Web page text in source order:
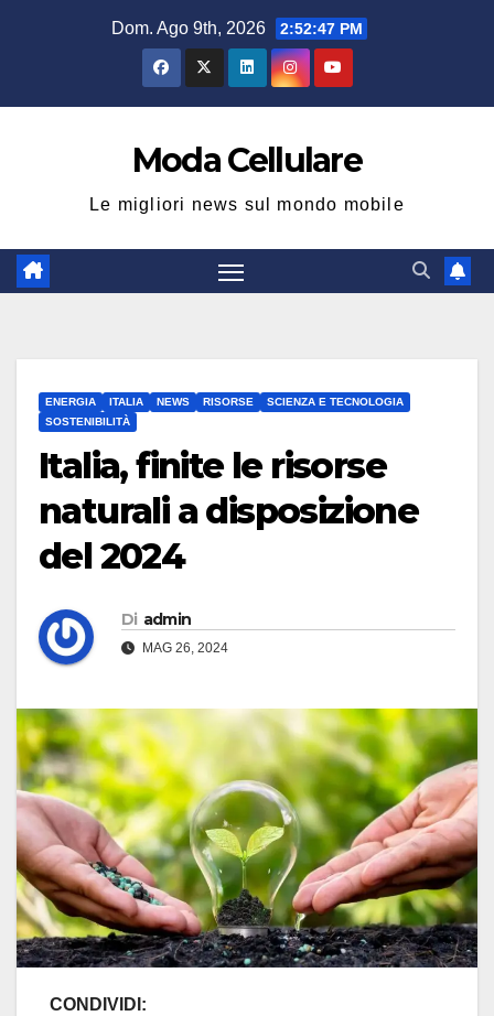
Dom. Ago 9th, 2026 2:52:48 PM
Moda Cellulare
Le migliori news sul mondo mobile
ENERGIA ITALIA NEWS RISORSE
SCIENZA E TECNOLOGIA
SOSTENIBILITÀ
Italia, finite le risorse
naturali a disposizione
del 2024
Di admin
MAG 26, 2024
CONDIVIDI: